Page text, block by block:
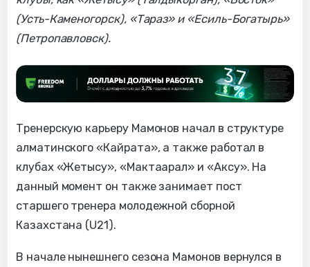
(Усть-Каменогорск), «Тараз» и «Есиль-Богатырь»
(Петропавловск).
Тренерскую карьеру Мамонов начал в структуре
алматинского «Кайрата», а также работал в
клубах «Жетысу», «Мактаарал» и «Аксу». На
данный момент он также занимает пост
старшего тренера молодежной сборной
Казахстана (U21).
В начале нынешнего сезона Мамонов вернулся в